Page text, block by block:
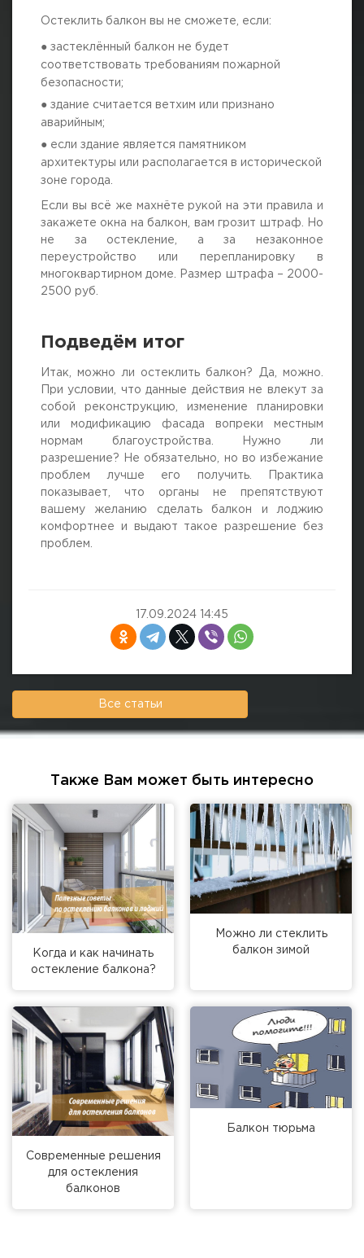
Остеклить балкон вы не сможете, если:
● застеклённый балкон не будет
соответствовать требованиям пожарной
безопасности;
● здание считается ветхим или признано
аварийным;
● если здание является памятником
архитектуры или располагается в исторической
зоне города.
Если вы всё же махнёте рукой на эти правила и
закажете окна на балкон, вам грозит штраф. Но
не за остекление, а за незаконное
переустройство или перепланировку в
многоквартирном доме. Размер штрафа – 2000-
2500 руб.
Подведём итог
Итак, можно ли остеклить балкон? Да, можно.
При условии, что данные действия не влекут за
собой реконструкцию, изменение планировки
или модификацию фасада вопреки местным
нормам благоустройства. Нужно ли
разрешение? Не обязательно, но во избежание
проблем лучше его получить. Практика
показывает, что органы не препятствуют
вашему желанию сделать балкон и лоджию
комфортнее и выдают такое разрешение без
проблем.
17.09.2024 14:45
Все статьи
Также Вам может быть интересно
Когда и как начинать
остекление балкона?
Можно ли стеклить
балкон зимой
Современные решения
для остекления
балконов
Балкон тюрьма